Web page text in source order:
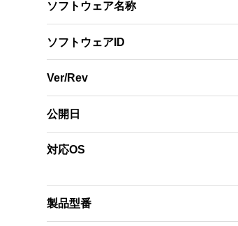
ソフトウェア名称
ソフトウェアID
Ver/Rev
公開日
対応OS
製品型番